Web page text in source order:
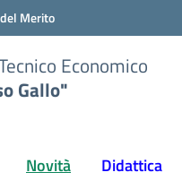
Merito
Economico
Gallo"
Novità Didattica